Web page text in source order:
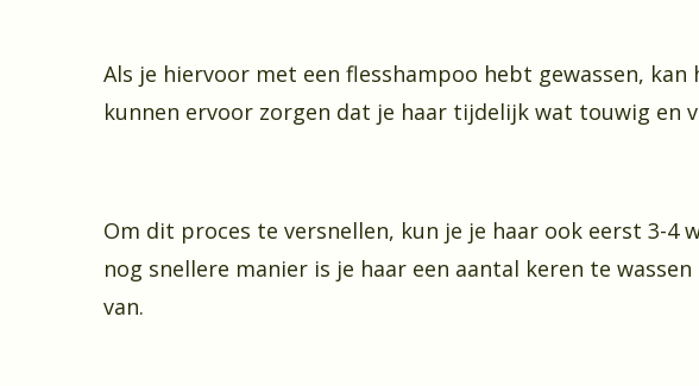
Als je hiervoor met een flesshampoo hebt gewassen,
kunnen ervoor zorgen dat je haar tijdelijk wat touwig en
Om dit proces te versnellen, kun je je haar ook eerst 3-4
nog snellere manier is je haar een aantal keren te
van.